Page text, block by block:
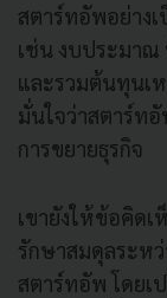
สตาร์ทอัพอย่าง
เช่น งบประมาณ
และรวมต้นทุนเ
มั่นใจว่าสตาร์ท
การขยายธุรกิจ
เขายังให้ข้อคิดเ
รักษาสมดุลระห
สตาร์ทอัพ โดยเ